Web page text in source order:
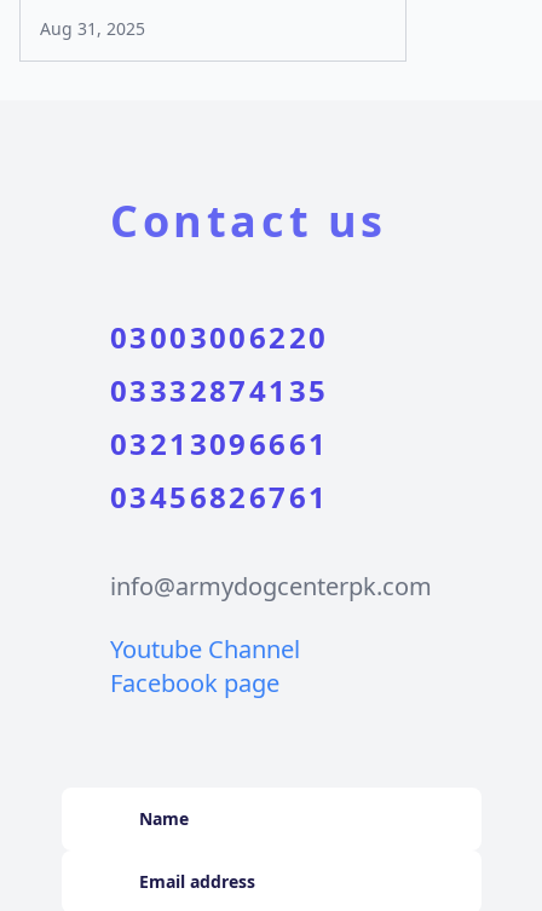
Aug 31, 2025
Contact us
03003006220
03332874135
03213096661
03456826761
info@armydogcenterpk.com
Youtube Channel
Facebook page